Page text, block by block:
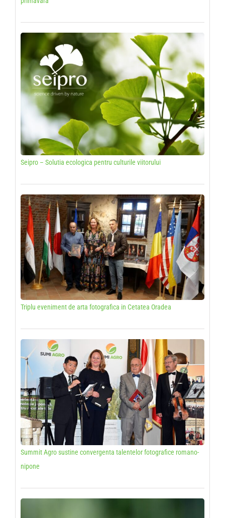
Seipro – Solutia ecologica pentru culturile viitorului
Triplu eveniment de arta fotografica in Cetatea Oradea
Summit Agro sustine convergenta talentelor fotografice romano-
nipone